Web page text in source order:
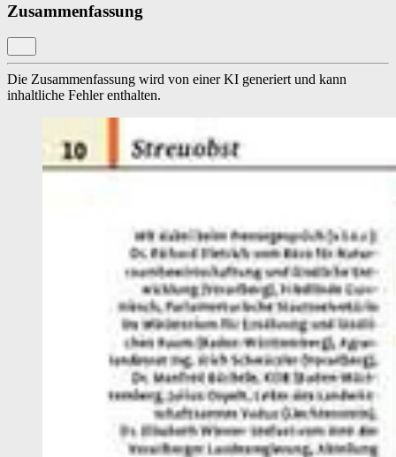
Zusammenfassung
Die Zusammenfassung wird von einer KI generiert und kann
inhaltliche Fehler enthalten.